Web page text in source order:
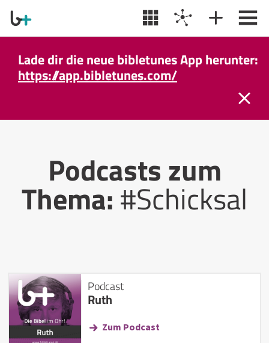
Lade dir die neue bibletunes App herunter:
https://app.bibletunes.com/
Podcasts zum
Thema:#Schicksal
Podcast
Ruth
Zum Podcast